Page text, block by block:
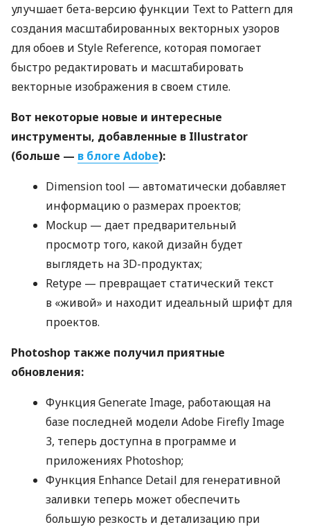
улучшает бета-версию функции Text to Pattern для
создания масштабированных векторных узоров
для обоев и Style Reference, которая помогает
быстро редактировать и масштабировать
векторные изображения в своем стиле.
Вот некоторые новые и интересные
инструменты, добавленные в Illustrator
(больше — в блоге Adobe):
Dimension tool — автоматически добавляет
информацию о размерах проектов;
Mockup — дает предварительный
просмотр того, какой дизайн будет
выглядеть на 3D-продуктах;
Retype — превращает статический текст
в «живой» и находит идеальный шрифт для
проектов.
Photoshop также получил приятные
обновления:
Функция Generate Image, работающая на
базе последней модели Adobe Firefly Image
3, теперь доступна в программе и
приложениях Photoshop;
Функция Enhance Detail для генеративной
заливки теперь может обеспечить
большую резкость и детализацию при